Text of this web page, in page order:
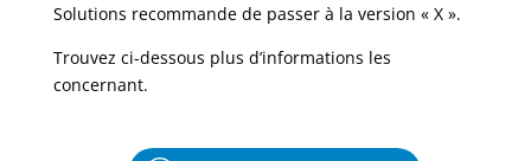
Solutions recommande de passer à la version « X ».
Trouvez ci-dessous plus d’informations les
concernant.